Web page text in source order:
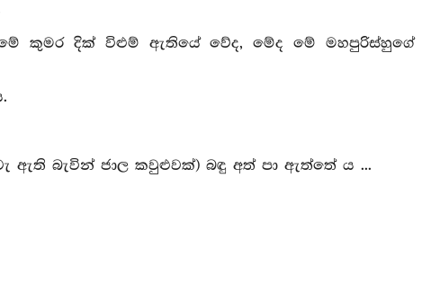
කුමර දික් විළුම් ඇතියේ වේද, මේද මේ මහපුරිස්හුගේ
ඇති බැවින් ජාල කවුළුවක්) බඳු අත් පා ඇත්තේ ය ...